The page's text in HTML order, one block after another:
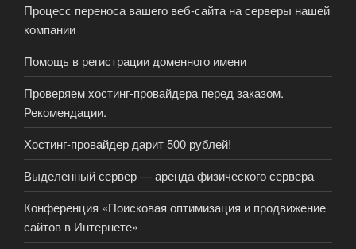
Процесс переноса вашего веб-сайта на серверы нашей
компании
Помощь в регистрации доменного имени
Проверяем хостинг-провайдера перед заказом.
Рекомендации.
Хостинг-провайдер дарит 500 рублей!
Выделенный сервер — аренда физического сервера
Конференция «Поисковая оптимизация и продвижение
сайтов в Интернете»